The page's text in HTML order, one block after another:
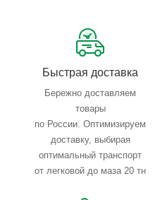
Тройной весовой
Быстрая доставка
Бережно доставляем
товары
по России. Оптимизируем
доставку, выбирая
оптимальный транспорт
от легковой до маза 20 тн